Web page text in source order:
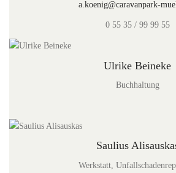
a.koenig@caravanpark-
0 55 35 / 99 99 55
Ulrike Beineke
Buchhaltung
Saulius
Werkstatt,